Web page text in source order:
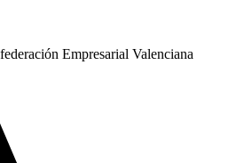
Empresarial Valenciana